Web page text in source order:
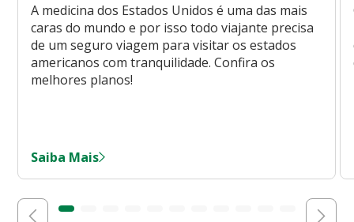
A medicina dos Estados Unidos é uma das mais
caras do mundo e por isso todo viajante precisa
de um seguro viagem para visitar os estados
americanos com tranquilidade. Confira os
melhores planos!
Saiba Mais